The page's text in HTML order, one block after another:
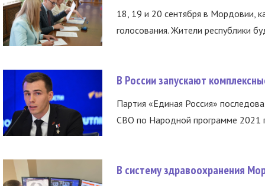
18, 19 и 20 сентября в Мордовии,
голосования. Жители республики
В России запускают
Партия «Единая Россия»
СВО по Народной программе 2021
В систему здравоохранения